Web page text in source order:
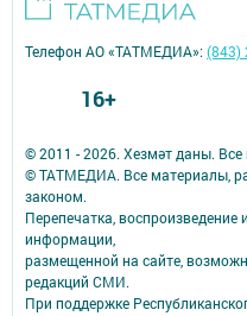
© 2011 - 2026. Хезмәт даны.
© ТАТМЕДИА. Все материалы,
законом.
Перепечатка,
информации,
размещенной на сайте,
редакций СМИ.
При поддержке
Телефон АО «ТАТМЕДИА»:(843)
16+